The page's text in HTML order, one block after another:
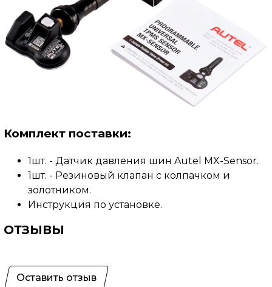
Комплект поставки:
1шт. - Датчик давления шин Autel MX-Sensor.
1шт. - Резиновый клапан с колпачком и
золотником.
Инструкция по установке.
ОТЗЫВЫ
Оставить отзыв